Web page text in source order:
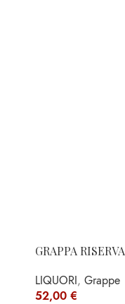
GRAPPA
LIQUORI, Grappe
52,00 €